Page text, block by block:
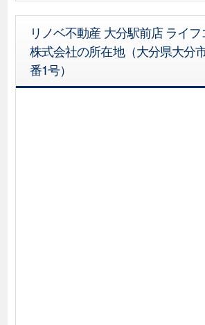
リノベ不動産 大分駅前店 ライ
株式会社の所在地（大分県大分
番1号）